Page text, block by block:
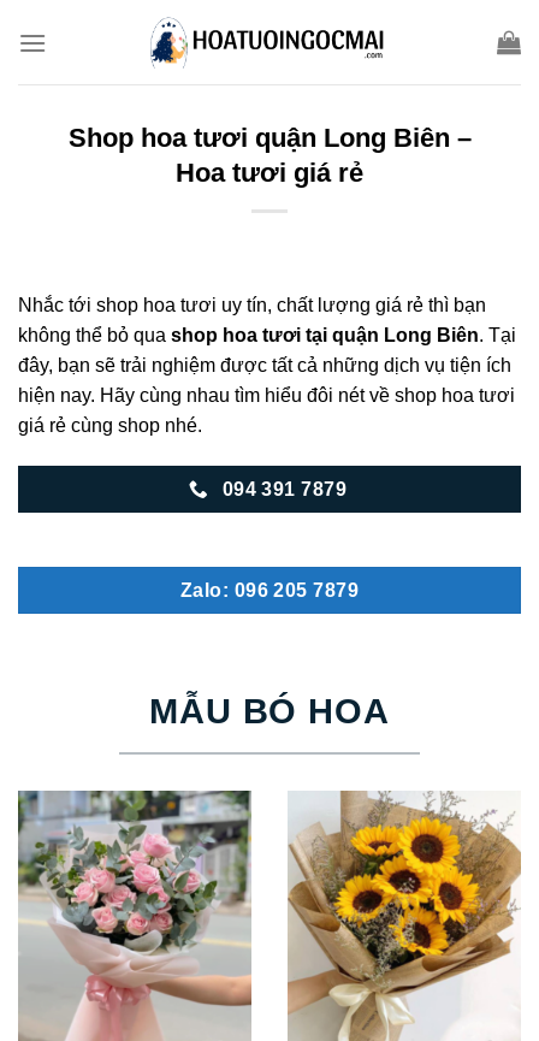
Shop hoa tươi quận Long Biên –
Hoa tươi giá rẻ
Nhắc tới shop hoa tươi uy tín, chất lượng giá rẻ thì bạn
không thể bỏ qua shop hoa tươi tại quận Long Biên. Tại
đây, bạn sẽ trải nghiệm được tất cả những dịch vụ tiện ích
hiện nay. Hãy cùng nhau tìm hiểu đôi nét về shop hoa tươi
giá rẻ cùng shop nhé.
094 391 7879
Zalo: 096 205 7879
MẪU BÓ HOA